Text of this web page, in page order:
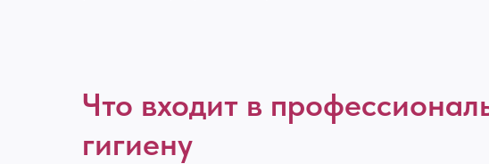
Что входит в
гигиену